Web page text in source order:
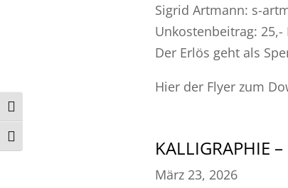
Umschalten auf hohe Kontraste
Schrift vergrößern
Sigrid Artmann: s-
Unkostenbeitrag: 25,-
Der Erlös geht als
Hier der Flyer zum
KALLIGRAPHIE
März 23, 2026